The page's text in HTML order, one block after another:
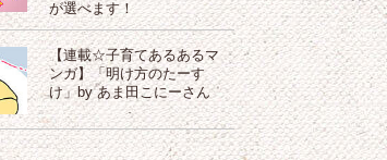
が選べます！
【連載☆子育てあるあるマ
ンガ】「明け方のたーす
け」by あま田こにーさん